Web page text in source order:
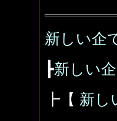
新しい企
┣新しい
┣【 新し